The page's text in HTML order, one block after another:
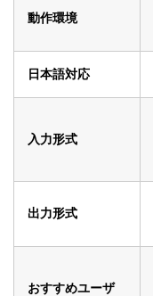
動作環境
日本語対応
入力形式
出力形式
おすすめユーザ